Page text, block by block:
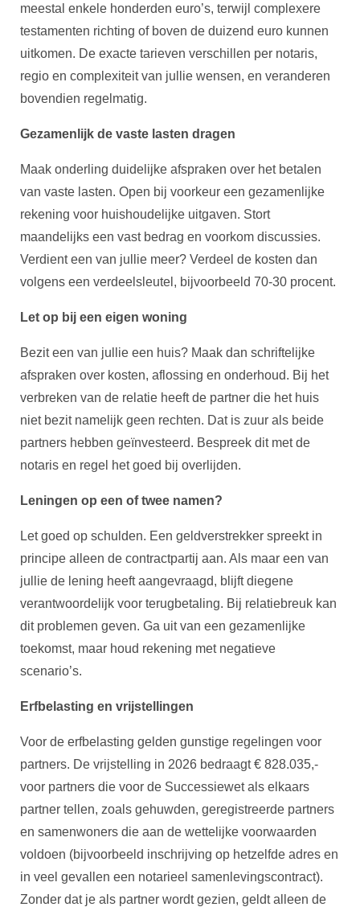
meestal enkele honderden euro’s, terwijl complexere
testamenten richting of boven de duizend euro kunnen
uitkomen. De exacte tarieven verschillen per notaris,
regio en complexiteit van jullie wensen, en veranderen
bovendien regelmatig.
Gezamenlijk de vaste lasten dragen
Maak onderling duidelijke afspraken over het betalen
van vaste lasten. Open bij voorkeur een gezamenlijke
rekening voor huishoudelijke uitgaven. Stort
maandelijks een vast bedrag en voorkom discussies.
Verdient een van jullie meer? Verdeel de kosten dan
volgens een verdeelsleutel, bijvoorbeeld 70-30 procent.
Let op bij een eigen woning
Bezit een van jullie een huis? Maak dan schriftelijke
afspraken over kosten, aflossing en onderhoud. Bij het
verbreken van de relatie heeft de partner die het huis
niet bezit namelijk geen rechten. Dat is zuur als beide
partners hebben geïnvesteerd. Bespreek dit met de
notaris en regel het goed bij overlijden.
Leningen op een of twee namen?
Let goed op schulden. Een geldverstrekker spreekt in
principe alleen de contractpartij aan. Als maar een van
jullie de lening heeft aangevraagd, blijft diegene
verantwoordelijk voor terugbetaling. Bij relatiebreuk kan
dit problemen geven. Ga uit van een gezamenlijke
toekomst, maar houd rekening met negatieve
scenario’s.
Erfbelasting en vrijstellingen
Voor de erfbelasting gelden gunstige regelingen voor
partners. De vrijstelling in 2026 bedraagt € 828.035,-
voor partners die voor de Successiewet als elkaars
partner tellen, zoals gehuwden, geregistreerde partners
en samenwoners die aan de wettelijke voorwaarden
voldoen (bijvoorbeeld inschrijving op hetzelfde adres en
in veel gevallen een notarieel samenlevingscontract).
Zonder dat je als partner wordt gezien, geldt alleen de